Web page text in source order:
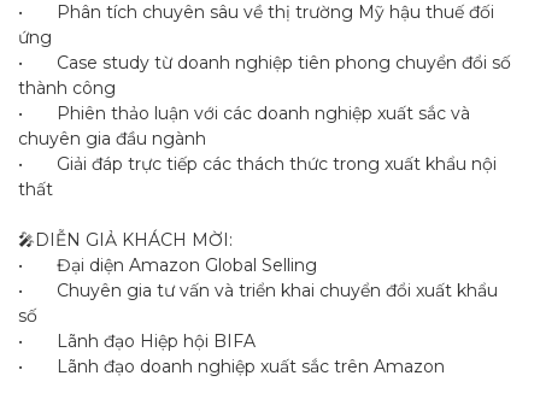
•
Phân tích chuyên sâu về thị trường Mỹ hậu thuế đối
ứng
•
Case study từ doanh nghiệp tiên phong chuyển đổi số
thành công
•
Phiên thảo luận với các doanh nghiệp xuất sắc và
chuyên gia đầu ngành
•
Giải đáp trực tiếp các thách thức trong xuất khẩu nội
thất
🎤DIỄN GIẢ KHÁCH MỜI:
•
Đại diện Amazon Global Selling
•
Chuyên gia tư vấn và triển khai chuyển đổi xuất khẩu
số
•
Lãnh đạo Hiệp hội BIFA
•
Lãnh đạo doanh nghiệp xuất sắc trên Amazon